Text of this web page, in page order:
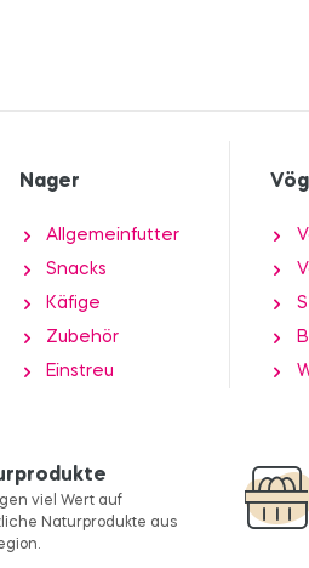
Nager
Allgemeinfutter
Snacks
Käfige
Zubehör
Einstreu
viel Wert auf
Naturprodukte aus